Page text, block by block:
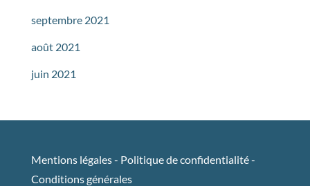
septembre 2021
août 2021
juin 2021
Mentions légales- Politique de confidentialité-
Conditions générales